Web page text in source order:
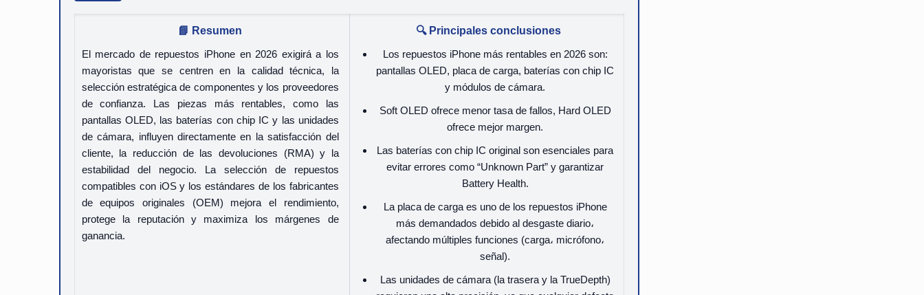
📘 Resumen
El mercado de repuestos iPhone en 2026 exigirá a los
mayoristas que se centren en la calidad técnica, la
selección estratégica de componentes y los proveedores
de confianza. Las piezas más rentables, como las
pantallas OLED, las baterías con chip IC y las unidades
de cámara, influyen directamente en la satisfacción del
cliente, la reducción de las devoluciones (RMA) y la
estabilidad del negocio. La selección de repuestos
compatibles con iOS y los estándares de los fabricantes
de equipos originales (OEM) mejora el rendimiento,
protege la reputación y maximiza los márgenes de
ganancia.
🔍 Principales conclusiones
Los repuestos iPhone más rentables en 2026 son:
pantallas OLED, placa de carga, baterías con chip IC
y módulos de cámara.
Soft OLED ofrece menor tasa de fallos, Hard OLED
ofrece mejor margen.
Las baterías con chip IC original son esenciales para
evitar errores como “Unknown Part” y garantizar
Battery Health.
La placa de carga es uno de los repuestos iPhone
más demandados debido al desgaste diario،
afectando múltiples funciones (carga، micrófono،
señal).
Las unidades de cámara (la trasera y la TrueDepth)